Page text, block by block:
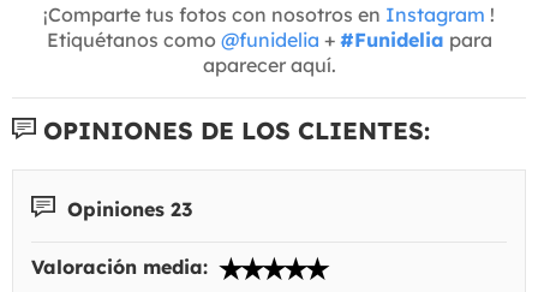
¡Comparte tus fotos con nosotros en Instagram !
Etiquétanos como @funidelia + #Funidelia para
aparecer aquí.
OPINIONES DE LOS CLIENTES:
Opiniones 23
Valoración media: